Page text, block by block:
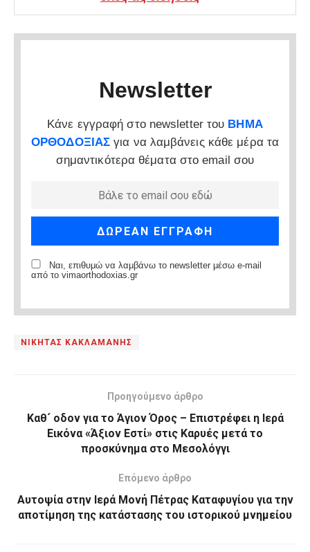
Newsletter
Κάνε εγγραφή στο newsletter του ΒΗΜΑ
ΟΡΘΟΔΟΞΙΑΣ για να λαμβάνεις κάθε μέρα τα
σημαντικότερα θέματα στο email σου
Ναι, επιθυμώ να λαμβάνω το newsletter μέσω e-mail
από το vimaorthodoxias.gr
ΝΙΚΗΤΑΣ ΚΑΚΛΑΜΑΝΗΣ
Προηγούμενο άρθρο
Καθ´ οδον για το Άγιον Όρος – Επιστρέφει η Ιερά
Εικόνα «Άξιον Εστί» στις Καρυές μετά το
προσκύνημα στο Μεσολόγγι
Επόμενο άρθρο
Αυτοψία στην Ιερά Μονή Πέτρας Καταφυγίου για την
αποτίμηση της κατάστασης του ιστορικού μνημείου